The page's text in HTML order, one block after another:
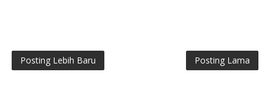
Posting Lebih Baru Posting Lama